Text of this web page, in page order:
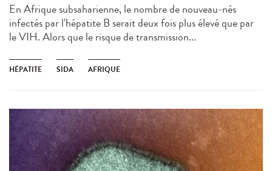
En Afrique subsaharienne, le nombre de nouveau-nés
infectés par l'hépatite B serait deux fois plus élevé que par
le VIH. Alors que le risque de transmission...
HÉPATITE SIDA AFRIQUE